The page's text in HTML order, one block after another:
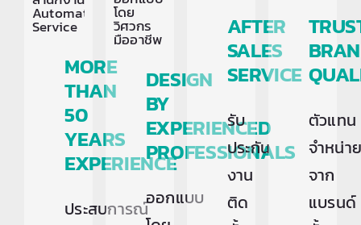
MORE
THAN
50
YEARS
EXPERIENCE
ประสบการณ์
DESIGN
BY
EXPERIENCED
PROFESSIONALS
ออกแบบ
AFTER
SALES
SERVICE
รับ
ประกัน
งาน
ติด
ตัวแทน
จำหน่า
จาก
แบรนด์